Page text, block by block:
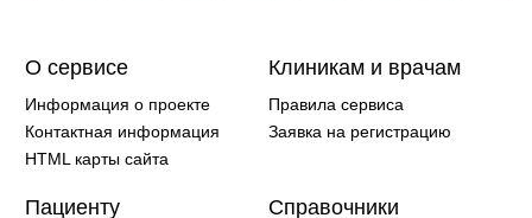
О сервисе
Информация о проекте
Контактная информация
HTML карты сайта
Клиникам и врачам
Правила сервиса
Заявка на регистрацию
Пациенту Справочники